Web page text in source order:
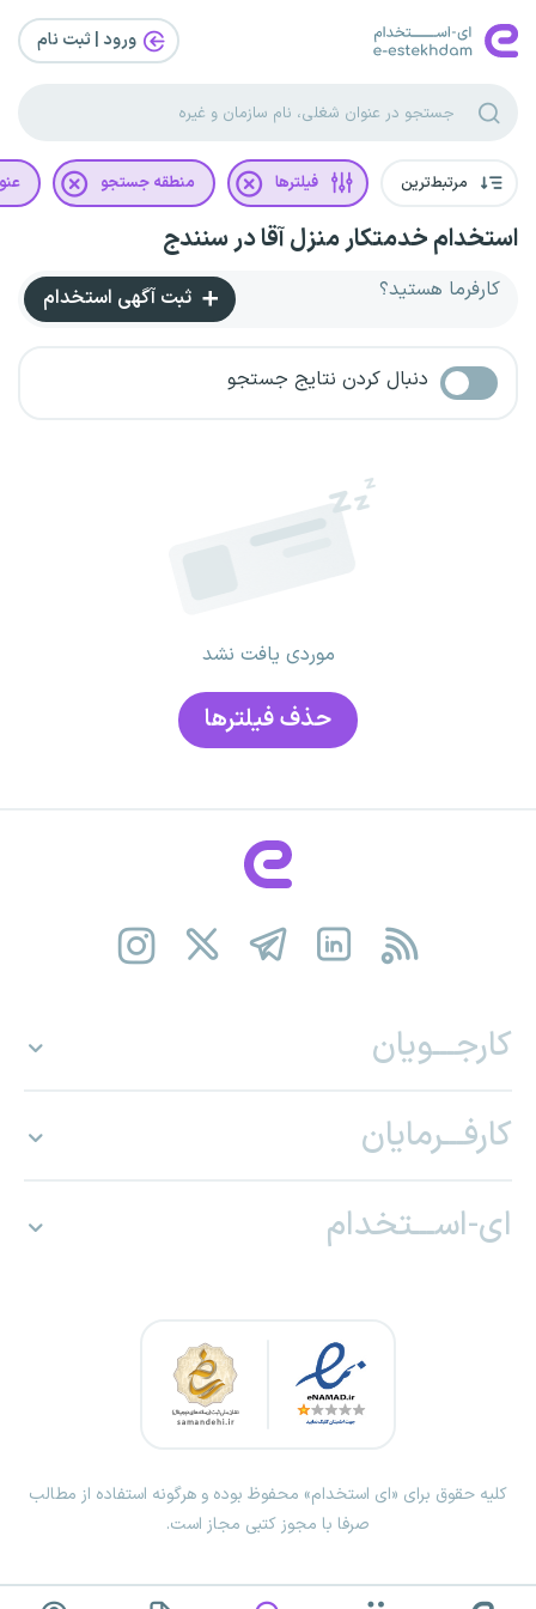
ورود | ثبت‌ نام
مرتبط‌ترین فیلترها منطقه جستجو
استخدام خدمتکار منزل آقا در سنندج
کارفرما هستید؟ ثبت آگهی استخدام
دنبال کردن نتایج جستجو
موردی یافت نشد
حذف فیلتر‌ها
کارجـــویان
کارفـــرمایان
ای-اســـتخدام
کلیه حقوق برای «ای استخدام» محفوظ بوده و هرگونه استفاده از مطالب
صرفا با مجوز کتبی مجاز است.